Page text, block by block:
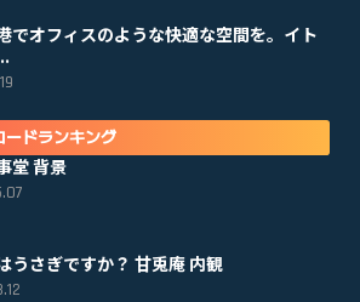
でオフィスのような快適な空間を。イト
ドランキング
堂 背景
うさぎですか？ 甘兎庵 内観